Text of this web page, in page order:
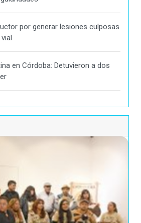
por generar lesiones culposas
en Córdoba: Detuvieron a dos